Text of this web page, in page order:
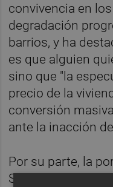
convivencia en
degradación
barrios, y ha
es que alguien
sino que "la
precio de la
conversión
ante la inacción
Por su parte, la
Socialista,